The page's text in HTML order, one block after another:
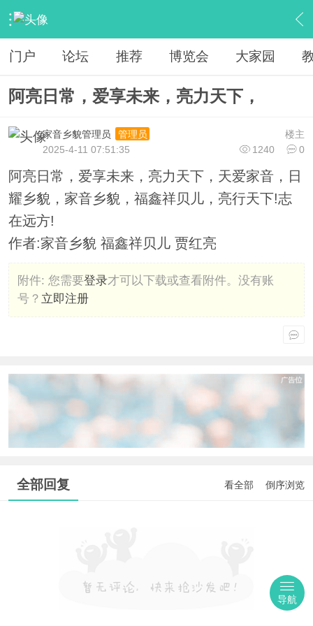
› 家乡资讯 › 城乡政务 › 内容
门户 论坛 推荐 博览会 大家园
阿亮日常，爱享未来，亮力天下，
楼主
家音乡貌管理员
管理员
1240
0
2025-4-11 07:51:35
阿亮日常，爱享未来，亮力天下，天爱家音，日
耀乡貌，家音乡貌，福鑫祥贝儿，亮行天下!志
在远方!
作者:家音乡貌 福鑫祥贝儿 贾红亮
附件: 您需要登录才可以下载或查看附件。没有账
号？ 立即注册
全部回复 看全部 倒序浏览
导航